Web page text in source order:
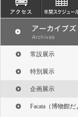
常設展示
特別展示
企画展示
Facata（博物館だ